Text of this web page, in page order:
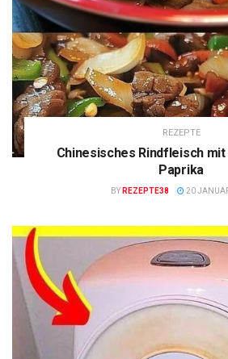
REZEPTE
Chinesisches Rindfleisch mit
Paprika
BY REZEPTE38 20